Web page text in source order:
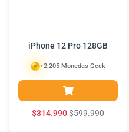
iPhone 12 Pro 128GB
$314.990$599.990
+2.205 Monedas Geek